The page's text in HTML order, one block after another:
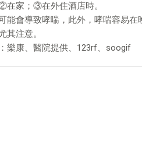
家；③在外住酒店時。
能會導致哮喘，此外，哮喘容易
其注意。
樂康、醫院提供、123rf、soogif